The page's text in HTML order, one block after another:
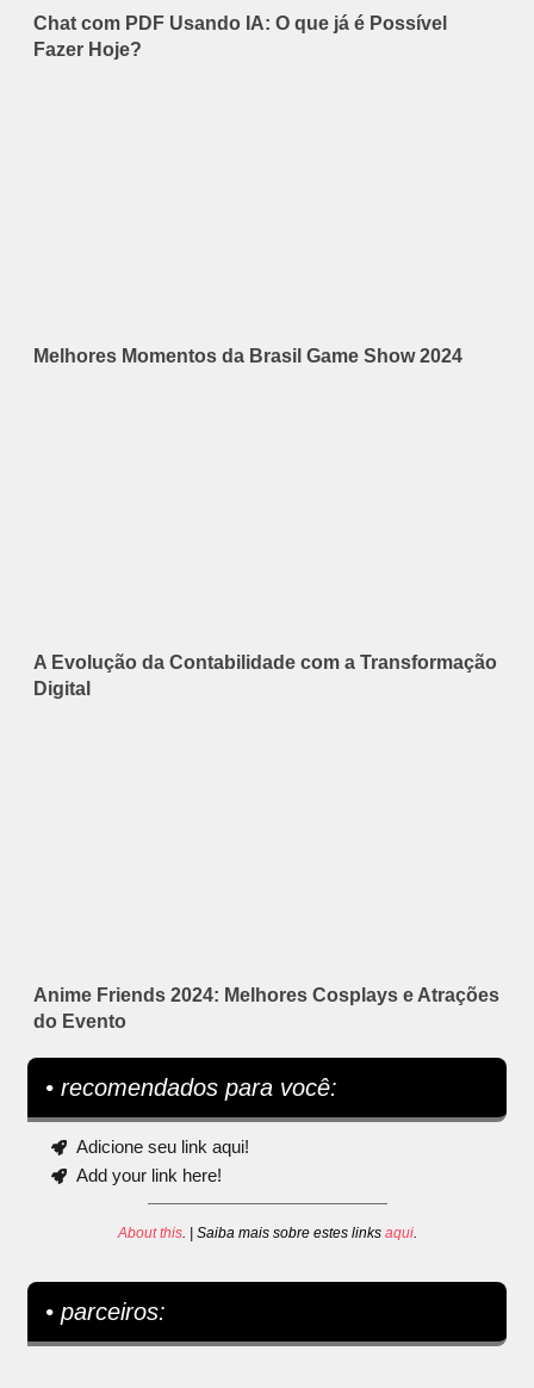
Chat com PDF Usando IA: O que já é Possível
Fazer Hoje?
Melhores Momentos da Brasil Game Show 2024
A Evolução da Contabilidade com a Transformação
Digital
Anime Friends 2024: Melhores Cosplays e Atrações
do Evento
• recomendados para você:
Adicione seu link aqui!
Add your link here!
About this. | Saiba mais sobre estes links aqui.
• parceiros: